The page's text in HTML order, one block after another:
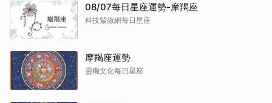
08/07每日星座運勢-摩羯座
科技紫微網每日星座
摩羯座運勢
靈機文化每日星座